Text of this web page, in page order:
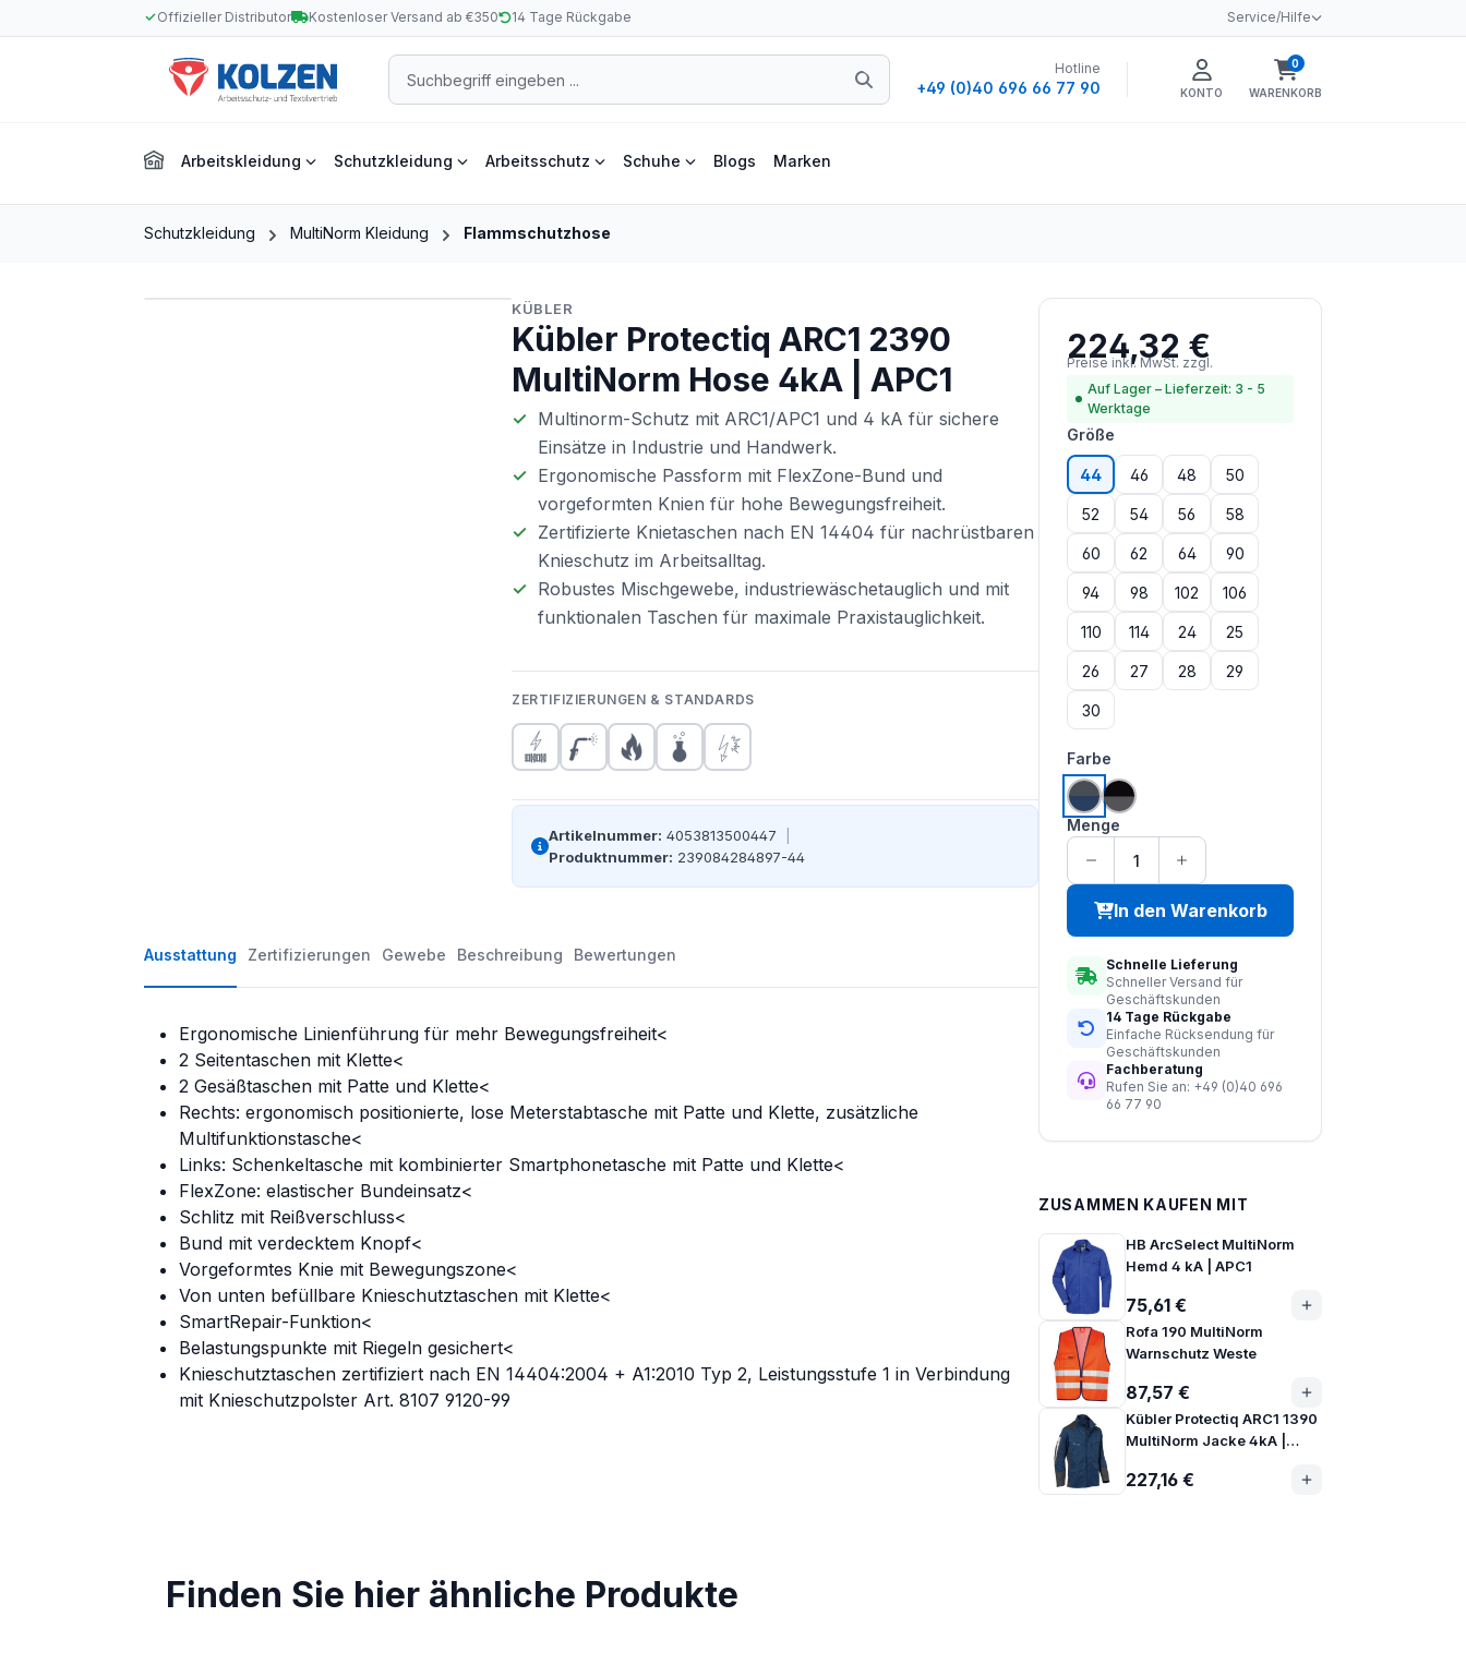
Hauptinhalt springen
Zur Suche springen
Zur Hauptnavigation springen
Offizieller Distributor Kostenloser Versand ab €350 14 Tage Rückgabe Service/Hilfe
Hotline
+49 (0)40 696 66 77 90 KONTO
0
WARENKORB
Warenkorb enthält
Arbeitskleidung Schutzkleidung Arbeitsschutz Schuhe Blogs Marken
Schutzkleidung MultiNorm Kleidung Flammschutzhose
KÜBLER
Kübler Protectiq ARC1 2390
MultiNorm Hose 4kA | APC1
Multinorm-Schutz mit ARC1/APC1 und 4 kA für sichere
Einsätze in Industrie und Handwerk.
Ergonomische Passform mit FlexZone-Bund und
vorgeformten Knien für hohe Bewegungsfreiheit.
Zertifizierte Knietaschen nach EN 14404 für nachrüstbaren
Knieschutz im Arbeitsalltag.
Robustes Mischgewebe, industriewäschetauglich und mit
funktionalen Taschen für maximale Praxistauglichkeit.
ZERTIFIZIERUNGEN & STANDARDS
Artikelnummer: 4053813500447
Produktnummer: 239084284897-44
Ausstattung Zertifizierungen Gewebe Beschreibung Bewertungen
Ergonomische Linienführung für mehr Bewegungsfreiheit<
2 Seitentaschen mit Klette<
2 Gesäßtaschen mit Patte und Klette<
Rechts: ergonomisch positionierte, lose Meterstabtasche mit Patte und Klette, zusätzliche
Multifunktionstasche<
Links: Schenkeltasche mit kombinierter Smartphonetasche mit Patte und Klette<
FlexZone: elastischer Bundeinsatz<
Schlitz mit Reißverschluss<
Bund mit verdecktem Knopf<
Vorgeformtes Knie mit Bewegungszone<
Von unten befüllbare Knieschutztaschen mit Klette<
SmartRepair-Funktion<
Belastungspunkte mit Riegeln gesichert<
Knieschutztaschen zertifiziert nach EN 14404:2004 + A1:2010 Typ 2, Leistungsstufe 1 in Verbindung
mit Knieschutzpolster Art. 8107 9120-99
Regulärer Preis:
224,32 €
Preise inkl. MwSt. zzgl.
Versandkosten
Auf Lager – Lieferzeit: 3 - 5
Werktage
Größe
44 46 48 50
52 54 56 58
60 62 64 90
94 98 102 106
110 114 24 25
26 27 28 29
30
Farbe
dunkelblau | anthrazit
anthrazit | schwarz
Menge
In den Warenkorb
Schnelle Lieferung
Schneller Versand für
Geschäftskunden
14 Tage Rückgabe
Einfache Rücksendung für
Geschäftskunden
Fachberatung
Rufen Sie an: +49 (0)40 696
66 77 90
ZUSAMMEN KAUFEN MIT
HB ArcSelect MultiNorm
Hemd 4 kA | APC1
75,61 €
Rofa 190 MultiNorm
Warnschutz Weste
87,57 €
Kübler Protectiq ARC1 1390
MultiNorm Jacke 4kA |
227,16 €
Finden Sie hier ähnliche Produkte